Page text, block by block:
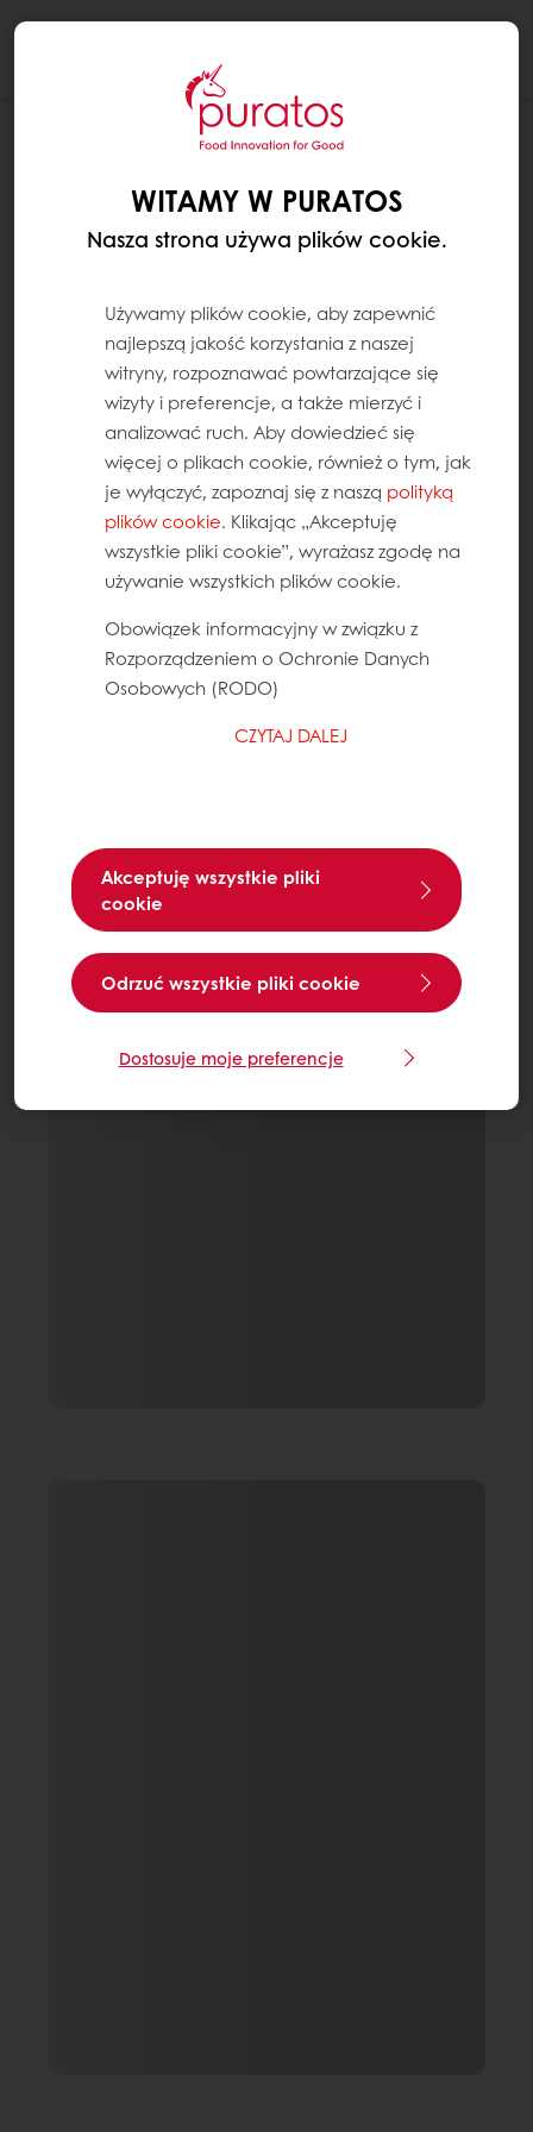
WITAMY W PURATOS
Nasza strona używa plików cookie.
Używamy plików cookie, aby zapewnić
najlepszą jakość korzystania z naszej
witryny, rozpoznawać powtarzające się
wizyty i preferencje, a także mierzyć i
analizować ruch. Aby dowiedzieć się
więcej o plikach cookie, również o tym, jak
je wyłączyć, zapoznaj się z naszą polityką
plików cookie. Klikając „Akceptuję
wszystkie pliki cookie”, wyrażasz zgodę na
używanie wszystkich plików cookie.
Obowiązek informacyjny w związku z
Rozporządzeniem o Ochronie Danych
Osobowych (RODO)
CZYTAJ DALEJ
Akceptuję wszystkie pliki
cookie
Odrzuć wszystkie pliki cookie
Dostosuje moje preferencje